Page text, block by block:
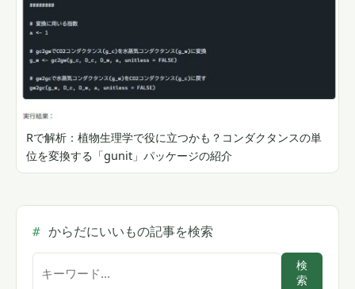
Rで解析：植物生理学で役に立つかも？コンダクタンスの単
位を変換する「gunit」パッケージの紹介
からだにいいもの記事を検索
検
索